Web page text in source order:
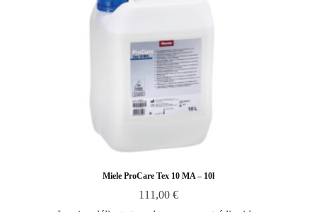
Miele ProCare Tex 10 MA – 10l
111,00 €